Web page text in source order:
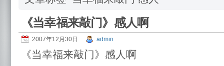
《当幸福来敲门》感人啊
2007年12月30日 admin
《当幸福来敲门》感人啊